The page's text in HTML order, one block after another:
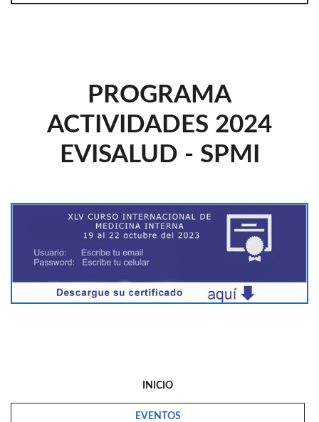
PROGRAMA
ACTIVIDADES 2024
EVISALUD - SPMI
INICIO
EVENTOS